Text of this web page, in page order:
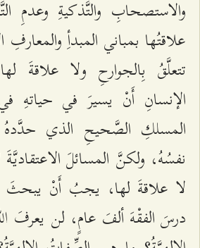
والاستصحابِ والتَّذكیةِ وعدمِ
علاقتُها بمباني المبدأِ
تتعلَّقُ بِالجوارحِ ولا علاقةَ
الإنسانِ أَنْ یسیرَ في حیاتهِ
المسلكِ الصَّحیحِ الذي حدَّدهُ
نفسُهُ، ولكنَّ المسائلَ
لا علاقةَ لها، یجبُ أَنْ
درسَ الفقْهَ ألفَ عامٍ، لن یعرفَ